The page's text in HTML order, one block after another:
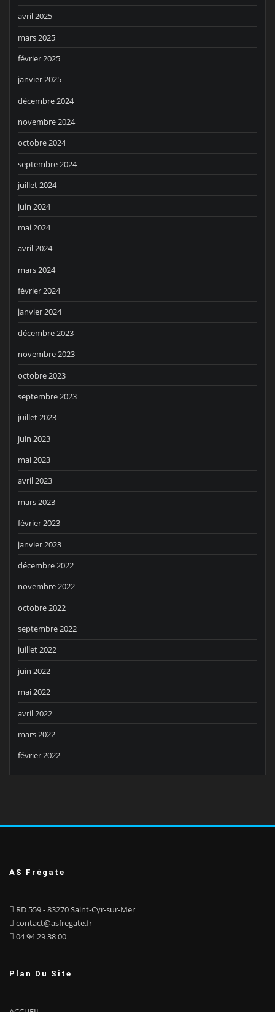
avril 2025
mars 2025
février 2025
janvier 2025
décembre 2024
novembre 2024
octobre 2024
septembre 2024
juillet 2024
juin 2024
mai 2024
avril 2024
mars 2024
février 2024
janvier 2024
décembre 2023
novembre 2023
octobre 2023
septembre 2023
juillet 2023
juin 2023
mai 2023
avril 2023
mars 2023
février 2023
janvier 2023
décembre 2022
novembre 2022
octobre 2022
septembre 2022
juillet 2022
juin 2022
mai 2022
avril 2022
mars 2022
février 2022
AS Frégate
RD 559 - 83270 Saint-Cyr-sur-Mer
contact@asfregate.fr
04 94 29 38 00
Plan Du Site